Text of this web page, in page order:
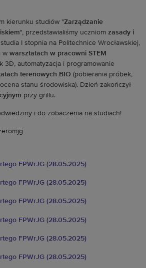
kierunku studiów "Zarządzanie
", przedstawialiśmy uczniom zasady i
I stopnia na Politechnice Wrocławskiej,
w warsztatach w pracowni STEM
3D, automatyzacja i programowanie
terenowych BIO (pobierania próbek,
stanu środowiska). Dzień zakończył
przy grillu.
i do zobaczenia na studiach!